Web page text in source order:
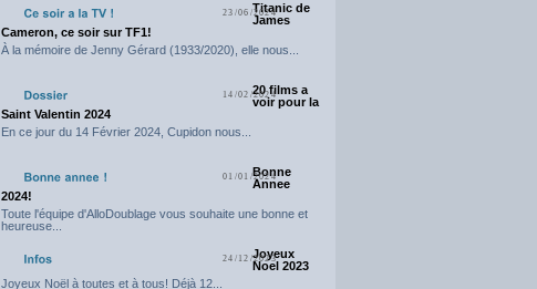
23/06/2024Titanic de
James
Cameron, ce soir sur TF1!
À la mémoire de Jenny Gérard (1933/2020), elle nous...
14/02/202420 films a
voir pour la
Saint Valentin 2024
En ce jour du 14 Février 2024, Cupidon nous...
01/01/2024
Bonne
Annee
2024!
Toute l'équipe d'AlloDoublage vous souhaite une bonne et
heureuse...
24/12/2023
Joyeux
Noel 2023
Joyeux Noël à toutes et à tous! Déjà 12...